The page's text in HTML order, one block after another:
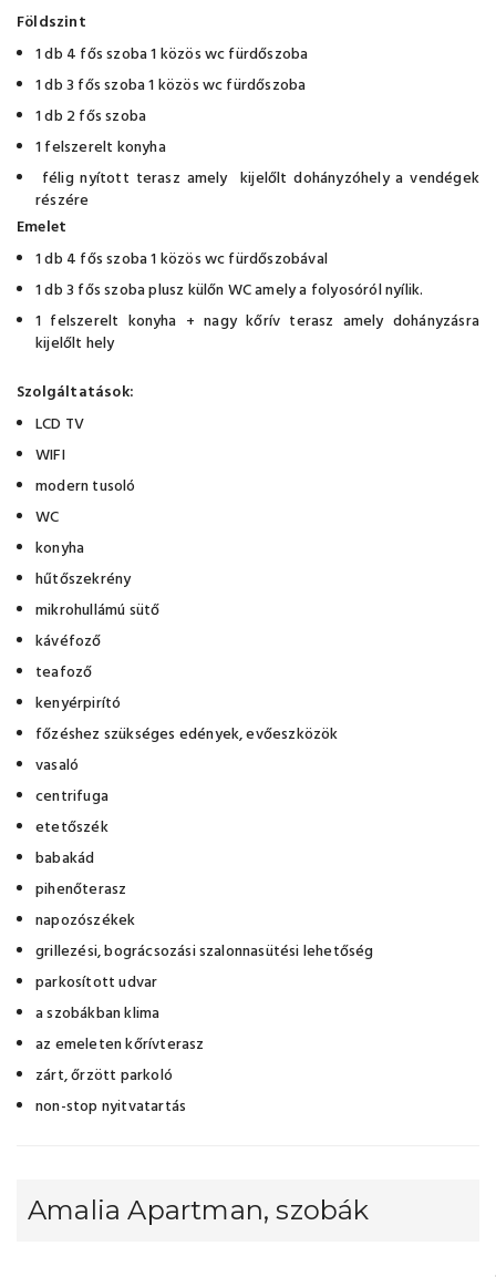
Földszint
1 db 4 fős szoba 1 közös wc fürdőszoba
1 db 3 fős szoba 1 közös wc fürdőszoba
1 db 2 fős szoba
1 felszerelt konyha
félig nyított terasz amely kijelőlt dohányzóhely a vendégek
részére
Emelet
1 db 4 fős szoba 1 közös wc fürdőszobával
1 db 3 fős szoba plusz külőn WC amely a folyosóról nyílik.
1 felszerelt konyha + nagy kőrív terasz amely dohányzásra
kijelőlt hely
Szolgáltatások:
LCD TV
WIFI
modern tusoló
WC
konyha
hűtőszekrény
mikrohullámú sütő
kávéfoző
teafoző
kenyérpirító
főzéshez szükséges edények, evőeszközök
vasaló
centrifuga
etetőszék
babakád
pihenőterasz
napozószékek
grillezési, bográcsozási szalonnasütési lehetőség
parkosított udvar
a szobákban klima
az emeleten kőrívterasz
zárt, őrzött parkoló
non-stop nyitvatartás
Amalia Apartman, szobák